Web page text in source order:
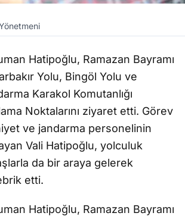
Hatipoğlu, Ramazan Bayramı
Yolu, Bingöl Yolu ve
Karakol Komutanlığı
Noktalarını ziyaret etti. Görev
ve jandarma personelinin
Vali Hatipoğlu, yolculuk
da bir araya gelerek
etti.
Hatipoğlu, Ramazan Bayramı